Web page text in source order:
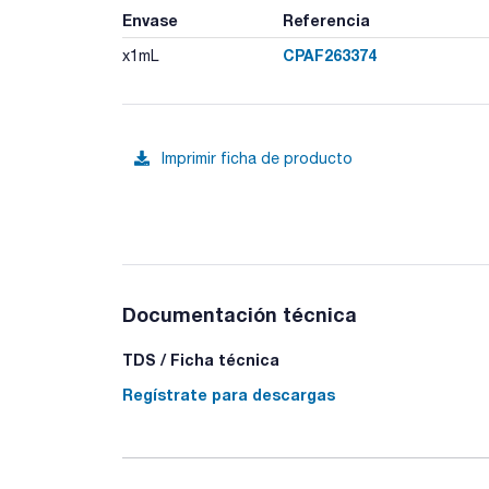
Envase Referencia
x1mL CPAF263374
Imprimir ficha de producto
Documentación técnica
TDS / Ficha técnica
Regístrate para descargas